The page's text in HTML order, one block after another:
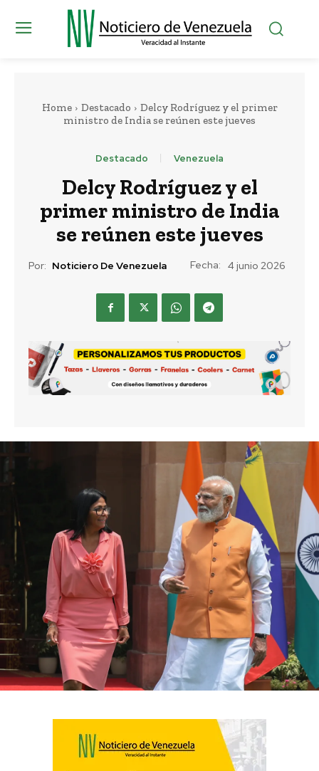
Home Destacado
Delcy Rodríguez y el primer
ministro de India se reúnen este jueves
Destacado Venezuela
Delcy Rodríguez y el
primer ministro de India
se reúnen este jueves
Por: Noticiero De Venezuela Fecha: 4 junio 2026